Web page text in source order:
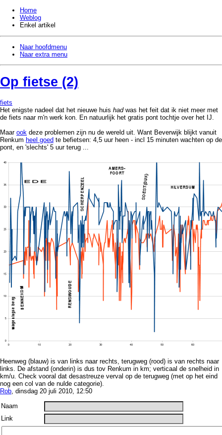
Home
Weblog
Enkel artikel
Naar hoofdmenu
Naar extra menu
Op fietse (2)
fiets
Het enigste nadeel dat het nieuwe huis hadwas het feit dat ik niet meer met
de fiets naar m'n werk kon. En natuurlijk het gratis pont tochtje over het IJ.
Maar ook deze problemen zijn nu de wereld uit. Want Beverwijk blijkt vanuit
Renkum heel goed te befietsen: 4,5 uur heen - incl 15 minuten wachten op de
pont, en 'slechts' 5 uur terug ...
Heenweg (blauw) is van links naar rechts, terugweg (rood) is van rechts naar
links. De afstand (onderin) is dus tov Renkum in km; verticaal de snelheid in
km/u. Check vooral dat desastreuze verval op de terugweg (met op het eind
nog een col van de nulde categorie).
Rob, dinsdag 20 juli 2010, 12:50
Naam
Link